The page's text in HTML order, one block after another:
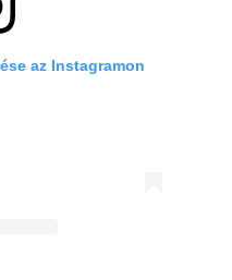
az Instagramon